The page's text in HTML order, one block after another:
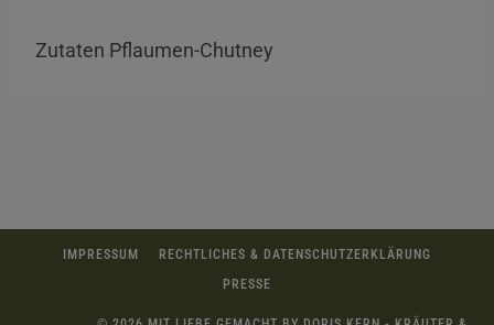
Zutaten Pflaumen-Chutney
IMPRESSUM
RECHTLICHES & DATENSCHUTZERKLÄRUNG
PRESSE